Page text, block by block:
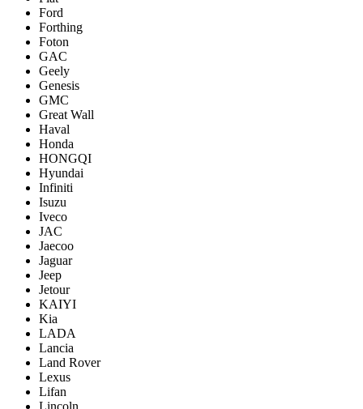
Ford
Forthing
Foton
GAC
Geely
Genesis
GMC
Great Wall
Haval
Honda
HONGQI
Hyundai
Infiniti
Isuzu
Iveco
JAC
Jaecoo
Jaguar
Jeep
Jetour
KAIYI
Kia
LADA
Lancia
Land Rover
Lexus
Lifan
Lincoln